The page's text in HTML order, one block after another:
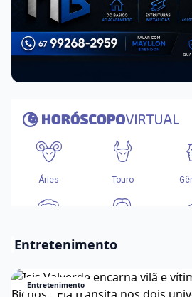
Entretenimento
Entretenimento